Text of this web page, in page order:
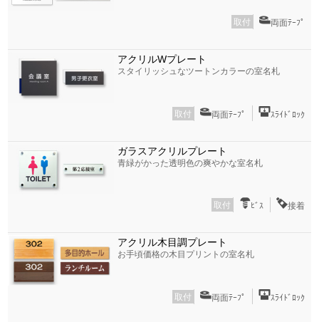
取付 両面ﾃｰﾌﾟ
アクリルWプレート
スタイリッシュなツートンカラーの室名札
取付 両面ﾃｰﾌﾟ ｽﾗｲﾄﾞﾛｯｸ
ガラスアクリルプレート
青緑がかった透明色の爽やかな室名札
取付 ﾋﾞｽ 接着
アクリル木目調プレート
お手頃価格の木目プリントの室名札
取付 両面ﾃｰﾌﾟ ｽﾗｲﾄﾞﾛｯｸ